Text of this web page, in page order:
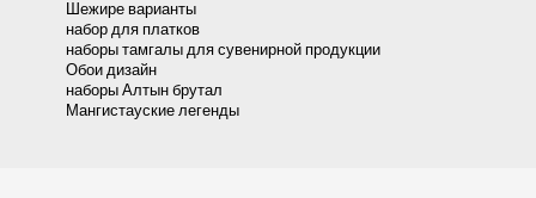
Шежире варианты
набор для платков
наборы тамгалы для сувенирной продукции
Обои дизайн
наборы Алтын брутал
Мангистауские легенды